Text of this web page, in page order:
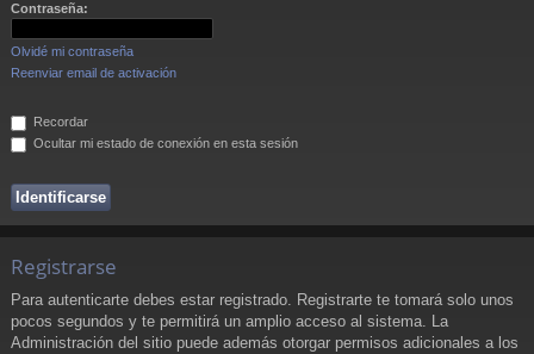
Contraseña:
Olvidé mi contraseña
Reenviar email de activación
Recordar
Ocultar mi estado de conexión en esta sesión
Registrarse
Para autenticarte debes estar registrado. Registrarte te tomará solo unos
pocos segundos y te permitirá un amplio acceso al sistema. La
Administración del sitio puede además otorgar permisos adicionales a los